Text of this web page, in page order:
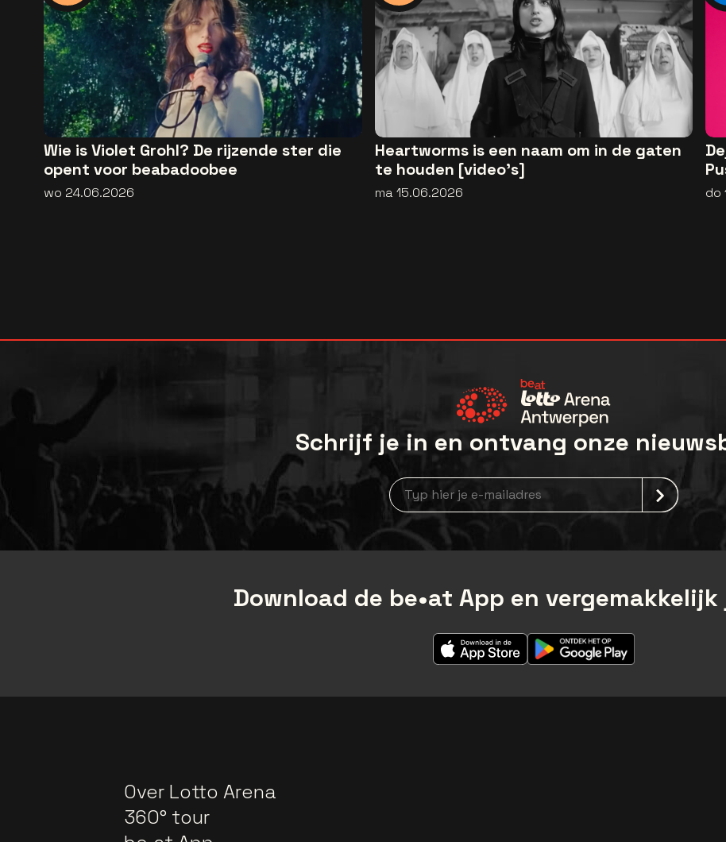
Wie is Violet Grohl? De rijzende ster die
opent voor beabadoobee
wo 24.06.2026
Heartworms is een naam om in de gaten
te houden [video's]
ma 15.06.2026 do
Schrijf je in en ontvang onze
Nieuwsbrief aanmelding
Download de be•at App en vergemakkelijk
Over Lotto Arena
360° tour